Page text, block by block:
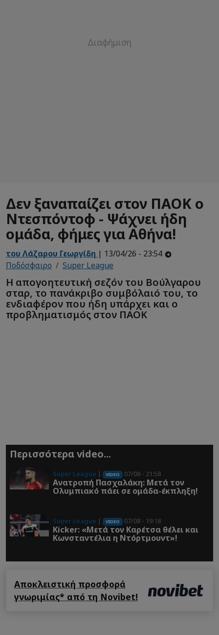
Δεν ξαναπαίζει στον ΠΑΟΚ ο
Ντεσπόντοφ - Ψάχνει ήδη
ομάδα, φήμες για Αθήνα!
του Λάζαρου Γεωργίδη | 13/04/26 - 23:54
Ποδόσφαιρο
Super League
Η απογοητευτική σεζόν του Βούλγαρου
σταρ, το πανάκριβο συμβόλαιό του, το
ενδιαφέρον που ήδη υπάρχει και ο
προβληματισμός στον ΠΑΟΚ
Περισσότερα video...
Super League | VIDEO 07/08 - 21:58
Ανατροπή Πασχαλάκη: Μετά τον
Ολυμπιακό πάει σε ομάδα-έκπληξη!
Super League | VIDEO 07/08 - 19:18
Kicker: «Μετά τον Καρέτσα θέλει και
Κωνσταντέλια η Ντόρτμουντ»!
Αποκλειστική προσφορά
γνωριμίας* από τη Novibet!